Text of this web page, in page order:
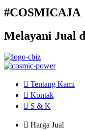
#COSMICAJA
Melayani Jual
Tentang Kami
Kontak
S & K
Harga Jual